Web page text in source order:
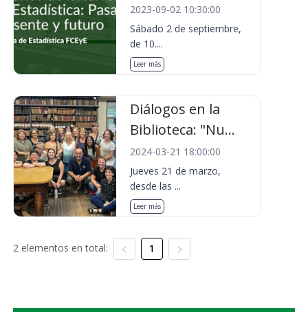
2023-09-02 10:30:00
Sábado 2 de septiembre,
de 10....
Leer más
Diálogos en la
Biblioteca: "Nu...
2024-03-21 18:00:00
Jueves 21 de marzo,
desde las ...
Leer más
2 elementos en total: 1